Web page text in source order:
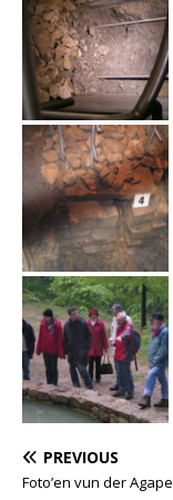
PREVIOUS
Foto’en vun der Agape